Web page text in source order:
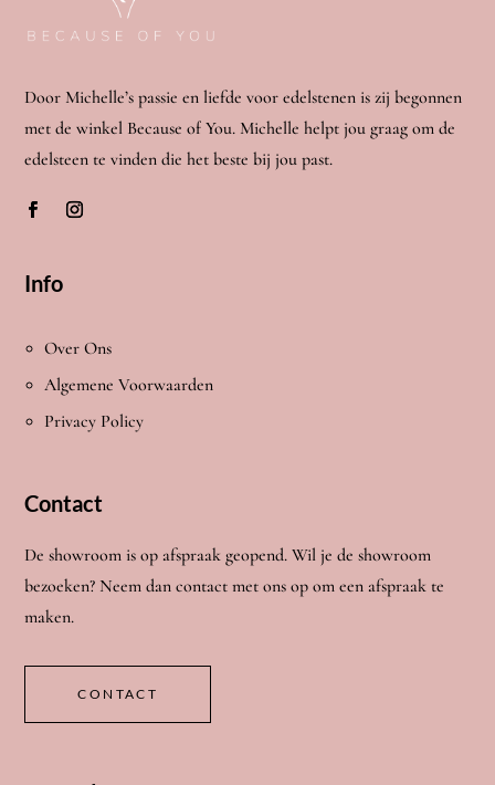
Door Michelle’s passie en liefde voor edelstenen is zij begonnen
met de winkel Because of You. Michelle helpt jou graag om de
edelsteen te vinden die het beste bij jou past.
Info
Over Ons
Algemene Voorwaarden
Privacy Policy
Contact
De showroom is op afspraak geopend. Wil je de showroom
bezoeken? Neem dan contact met ons op om een afspraak te
maken.
CONTACT